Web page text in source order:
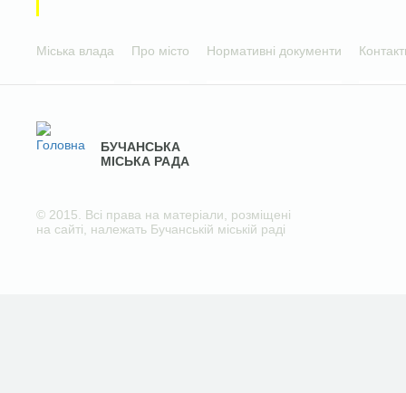
Міська влада Про місто Нормативні документи
БУЧАНСЬКА
МІСЬКА РАДА
© 2015. Всі права на матеріали, розміщені
на сайті, належать Бучанській міській раді